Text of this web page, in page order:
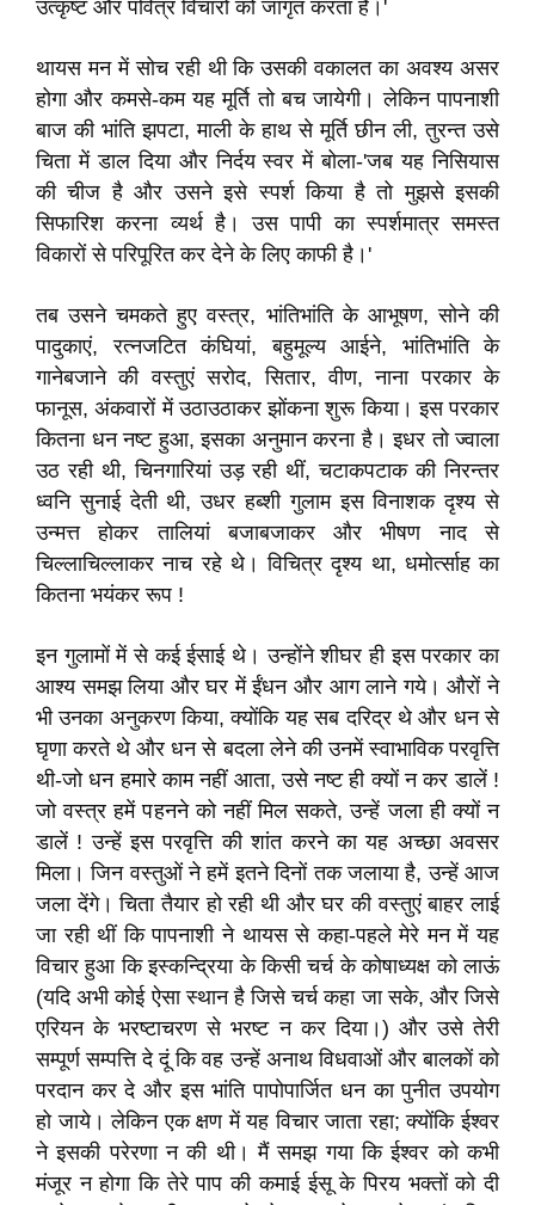
उत्कृष्ट और पवित्र विचारों को जागृत करता है।'
थायस मन में सोच रही थी कि उसकी वकालत का अवश्य असर
होगा और कमसे-कम यह मूर्ति तो बच जायेगी। लेकिन पापनाशी
बाज की भांति झपटा, माली के हाथ से मूर्ति छीन ली, तुरन्त उसे
चिता में डाल दिया और निर्दय स्वर में बोला-'जब यह निसियास
की चीज है और उसने इसे स्पर्श किया है तो मुझसे इसकी
सिफारिश करना व्यर्थ है। उस पापी का स्पर्शमात्र समस्त
विकारों से परिपूरित कर देने के लिए काफी है।'
तब उसने चमकते हुए वस्त्र, भांतिभांति के आभूषण, सोने की
पादुकाएं, रत्नजटित कंघियां, बहुमूल्य आईने, भांतिभांति के
गानेबजाने की वस्तुएं सरोद, सितार, वीण, नाना परकार के
फानूस, अंकवारों में उठाउठाकर झोंकना शुरू किया। इस परकार
कितना धन नष्ट हुआ, इसका अनुमान करना है। इधर तो ज्वाला
उठ रही थी, चिनगारियां उड़ रही थीं, चटाकपटाक की निरन्तर
ध्वनि सुनाई देती थी, उधर हब्शी गुलाम इस विनाशक दृश्य से
उन्मत्त होकर तालियां बजाबजाकर और भीषण नाद से
चिल्लाचिल्लाकर नाच रहे थे। विचित्र दृश्य था, धमोर्त्साह का
कितना भयंकर रूप !
इन गुलामों में से कई ईसाई थे। उन्होंने शीघर ही इस परकार का
आश्य समझ लिया और घर में ईंधन और आग लाने गये। औरों ने
भी उनका अनुकरण किया, क्योंकि यह सब दरिद्र थे और धन से
घृणा करते थे और धन से बदला लेने की उनमें स्वाभाविक परवृत्ति
थी-जो धन हमारे काम नहीं आता, उसे नष्ट ही क्यों न कर डालें !
जो वस्त्र हमें पहनने को नहीं मिल सकते, उन्हें जला ही क्यों न
डालें ! उन्हें इस परवृत्ति की शांत करने का यह अच्छा अवसर
मिला। जिन वस्तुओं ने हमें इतने दिनों तक जलाया है, उन्हें आज
जला देंगे। चिता तैयार हो रही थी और घर की वस्तुएं बाहर लाई
जा रही थीं कि पापनाशी ने थायस से कहा-पहले मेरे मन में यह
विचार हुआ कि इस्कन्द्रिया के किसी चर्च के कोषाध्यक्ष को लाऊं
(यदि अभी कोई ऐसा स्थान है जिसे चर्च कहा जा सके, और जिसे
एरियन के भरष्टाचरण से भरष्ट न कर दिया।) और उसे तेरी
सम्पूर्ण सम्पत्ति दे दूं कि वह उन्हें अनाथ विधवाओं और बालकों को
परदान कर दे और इस भांति पापोपार्जित धन का पुनीत उपयोग
हो जाये। लेकिन एक क्षण में यह विचार जाता रहा; क्योंकि ईश्वर
ने इसकी परेरणा न की थी। मैं समझ गया कि ईश्वर को कभी
मंजूर न होगा कि तेरे पाप की कमाई ईसू के पिरय भक्तों को दी